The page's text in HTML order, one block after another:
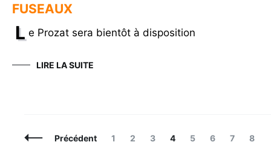
FUSEAUX
L e Prozat sera bientôt à disposition
LIRE LA SUITE
NavigationPrécédent Page
1 Page
2 Page
3 Page
4 Page
5 Page
6 Page
7 Page
8